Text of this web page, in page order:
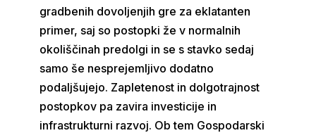
gradbenih dovoljenjih gre za eklatanten
primer, saj so postopki že v normalnih
okoliščinah predolgi in se s stavko sedaj
samo še nesprejemljivo dodatno
podaljšujejo. Zapletenost in dolgotrajnost
postopkov pa zavira investicije in
infrastrukturni razvoj. Ob tem Gospodarski